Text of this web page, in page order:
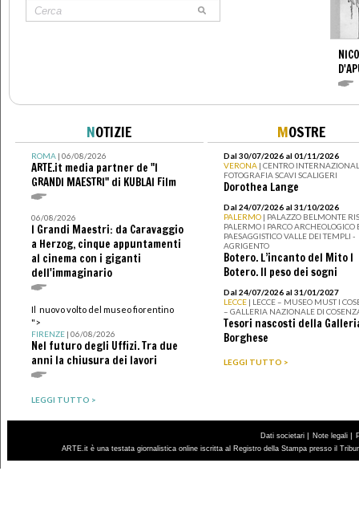
NOTIZIE
ROMA| 06/08/2026
ARTE.it media partner de "I
GRANDI MAESTRI" di KUBLAI Film
06/08/2026
I Grandi Maestri: da Caravaggio
a Herzog, cinque appuntamenti
al cinema con i giganti
dell'immaginario
Il nuovo volto del museo fiorentino
">
FIRENZE| 06/08/2026
Nel futuro degli Uffizi. Tra due
anni la chiusura dei lavori
LEGGI TUTTO >
MOSTRE
Dal 30/07/2026 al 01/11/2026
VERONA | CENTRO
FOTOGRAFIA SCAVI SCALIGERI
Dorothea Lange
Dal 24/07/2026 al 31/10/2026
PALERMO | PALAZZO BELMONTE
PALERMO I PARCO ARCHEOLOGICO
PAESAGGISTICO VALLE DEI TEMPLI -
AGRIGENTO
Botero. L’incanto del Mito I
Botero. Il peso dei sogni
Dal 24/07/2026 al 31/01/2027
LECCE | LECCE – MUSEO MUST I
– GALLERIA NAZIONALE DI
Tesori nascosti della
Borghese
LEGGI TUTTO >
Dati societari | Note legali |
ARTE.it è una testata giornalistica online iscritta al Registro della Stampa presso il